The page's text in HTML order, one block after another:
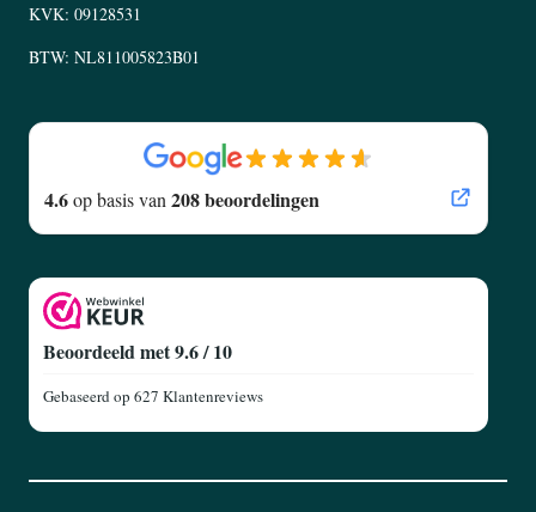
KVK: 09128531
BTW: NL811005823B01
4.6op basis van 208 beoordelingen
Beoordeeld met 9.6 / 10
Gebaseerd op 627 Klantenreviews